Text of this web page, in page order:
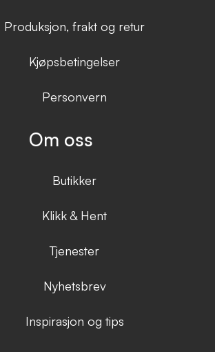
Produksjon, frakt og retur
Kjøpsbetingelser
Personvern
Om oss
Butikker
Klikk & Hent
Tjenester
Nyhetsbrev
Inspirasjon og tips